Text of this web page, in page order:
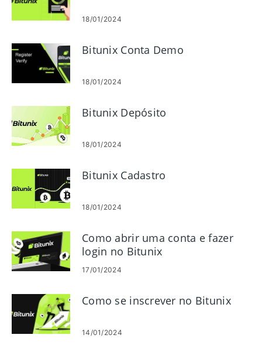
18/01/2024
Bitunix Conta Demo
18/01/2024
Bitunix Depósito
18/01/2024
Bitunix Cadastro
18/01/2024
Como abrir uma conta e fazer
login no Bitunix
17/01/2024
Como se inscrever no Bitunix
14/01/2024